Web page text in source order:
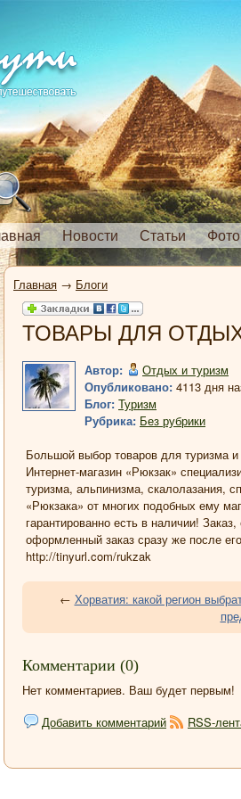
Новости Статьи Фото
Главная → Блоги
ТОВАРЫ ДЛЯ
Автор:
Отдых и туризм
Опубликовано: 4113 дня
Блог: Туризм
Рубрика: Без рубрики
Большой выбор товаров для туризма
Интернет-магазин «Рюкзак»
туризма, альпинизма, скалолазания,
«Рюкзака» от многих подобных ему
гарантированно есть в наличии!
оформленный заказ сразу же после
http://tinyurl.com/rukzak
← Хорватия: какой регион
Комментарии (0)
Нет комментариев. Ваш будет первым!
Добавить комментарий
RSS-